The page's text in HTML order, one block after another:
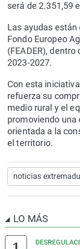
será de 2.351,59
Las ayudas están
Fondo Europeo
(FEADER),
2023-2027.
Con esta
refuerza su
medio rural y el
promoviendo una
orientada a la
el territorio.
noticias
LO MÁS